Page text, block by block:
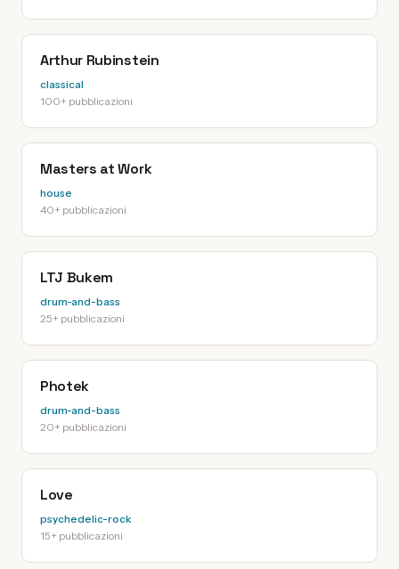
Arthur Rubinstein
classical
100+ pubblicazioni
Masters at Work
house
40+ pubblicazioni
LTJ Bukem
drum-and-bass
25+ pubblicazioni
Photek
drum-and-bass
20+ pubblicazioni
Love
psychedelic-rock
15+ pubblicazioni